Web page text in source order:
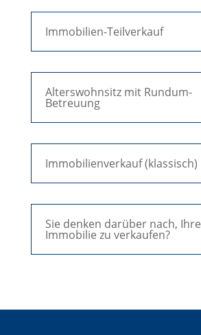
Immobilien-Teilverkauf
Alterswohnsitz mit Rundum-
Betreuung
Immobilienverkauf (klassisch)
Sie denken darüber nach, Ihre
Immobilie zu verkaufen?